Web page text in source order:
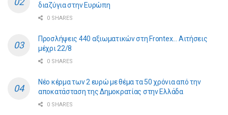
διαζύγια στην Ευρώπη
0 SHARES
Προσλήψεις 440 αξιωματικών στη Frontex… Αιτήσεις
μέχρι 22/8
0 SHARES
Νέο κέρμα των 2 ευρώ με θέμα τα 50 χρόνια από την
αποκατάσταση της Δημοκρατίας στην Ελλάδα
0 SHARES